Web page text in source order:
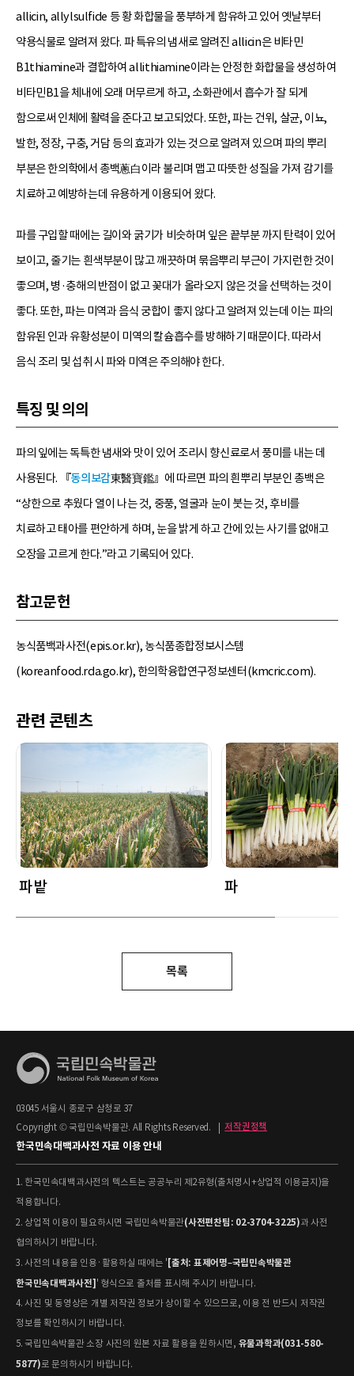
allicin, allylsulfide 등 황 화합물을 풍부하게 함유하고 있어 옛날부터
약용식물로 알려져 왔다. 파 특유의 냄새로 알려진 allicin은 비타민
B1thiamine과 결합하여 allithiamine이라는 안정한 화합물을 생성하여
비타민B1을 체내에 오래 머무르게 하고, 소화관에서 흡수가 잘 되게
함으로써 인체에 활력을 준다고 보고되었다. 또한, 파는 건위, 살균, 이뇨,
발한, 정장, 구충, 거담 등의 효과가 있는 것으로 알려져 있으며 파의 뿌리
부분은 한의학에서 총백蔥白이라 불리며 맵고 따뜻한 성질을 가져 감기를
치료하고 예방하는데 유용하게 이용되어 왔다.
파를 구입할 때에는 길이와 굵기가 비슷하며 잎은 끝부분 까지 탄력이 있어
보이고, 줄기는 흰색부분이 많고 깨끗하며 묶음뿌리 부근이 가지런한 것이
좋으며, 병·충해의 반점이 없고 꽃대가 올라오지 않은 것을 선택하는 것이
좋다. 또한, 파는 미역과 음식 궁합이 좋지 않다고 알려져 있는데 이는 파의
함유된 인과 유황성분이 미역의 칼슘흡수를 방해하기 때문이다. 따라서
음식 조리 및 섭취 시 파와 미역은 주의해야 한다.
특징 및 의의
파의 잎에는 독특한 냄새와 맛이 있어 조리시 향신료로서 풍미를 내는 데
사용된다. 『동의보감東醫寶鑑』에 따르면 파의 흰뿌리 부분인 총백은
“상한으로 추웠다 열이 나는 것, 중풍, 얼굴과 눈이 붓는 것, 후비를
치료하고 태아를 편안하게 하며, 눈을 밝게 하고 간에 있는 사기를 없애고
오장을 고르게 한다.”라고 기록되어 있다.
참고문헌
농식품백과사전(epis.or.kr), 농식품종합정보시스템
(koreanfood.rda.go.kr), 한의학융합연구정보센터(kmcric.com).
관련 콘텐츠
파밭 파
목록
03045 서울시 종로구 삼청로 37
Copyright © 국립민속박물관. All Rights Reserved.
저작권정책
한국민속대백과사전 자료 이용 안내
1. 한국민속대백과사전의 텍스트는 공공누리 제2유형(출처명시+상업적 이용금지)을
적용합니다.
2. 상업적 이용이 필요하시면 국립민속박물관(사전편찬팀: 02-3704-3225)과 사전
협의하시기 바랍니다.
3. 사전의 내용을 인용·활용하실 때에는 '[출처: 표제어명–국립민속박물관
한국민속대백과사전]' 형식으로 출처를 표시해 주시기 바랍니다.
4. 사진 및 동영상은 개별 저작권 정보가 상이할 수 있으므로, 이용 전 반드시 저작권
정보를 확인하시기 바랍니다.
5. 국립민속박물관 소장 사진의 원본 자료 활용을 원하시면, 유물과학과(031-580-
5877) 로 문의하시기 바랍니다.